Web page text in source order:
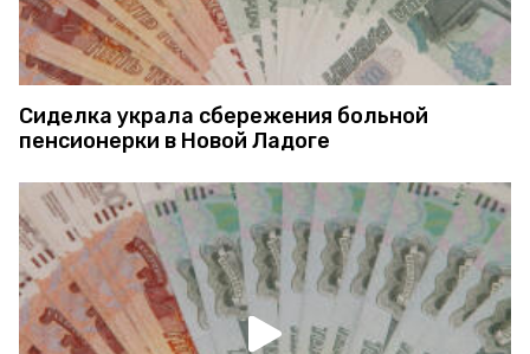
Сиделка украла сбережения больной
пенсионерки в Новой Ладоге